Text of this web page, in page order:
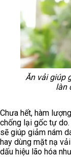
Ăn vải giúp
làn
Chưa hết, hàm
chống lại gốc tự
sẽ giúp giảm nám
hay dùng mặt nạ
dấu hiệu lão hóa